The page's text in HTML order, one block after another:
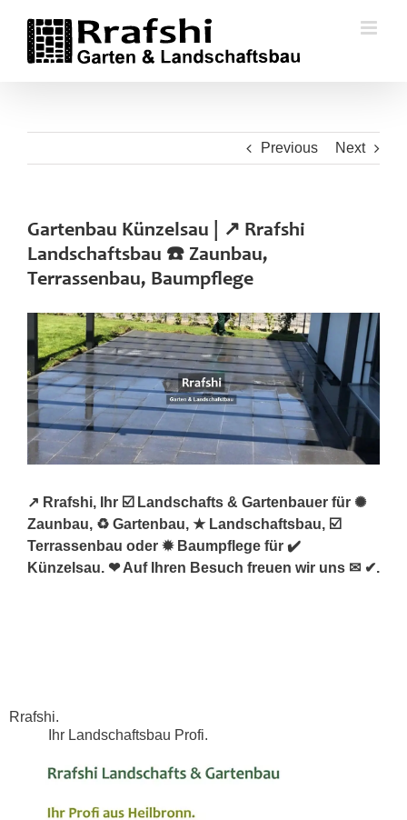
content
Previous Next
Gartenbau Künzelsau | ↗️ Rrafshi
Landschaftsbau ☎️ Zaunbau,
Terrassenbau, Baumpflege
↗️ Rrafshi, Ihr ☑️ Landschafts & Gartenbauer für ✺
Zaunbau, ♻ Gartenbau, ★ Landschaftsbau, ☑️
Terrassenbau oder ✹ Baumpflege für ✔️
Künzelsau. ❤ Auf Ihren Besuch freuen wir uns ✉ ✔.
Rrafshi.
Ihr Landschaftsbau Profi.